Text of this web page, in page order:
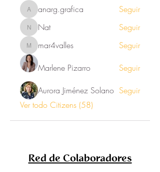
anarg.grafica
anarg.grafica Seguir
NatNat Seguir
mar4valles
mar4valles Seguir
Marlene Pizarro Seguir
Aurora Jiménez Solano Seguir
Ver todo Citizens (58)
Red de Colaboradores